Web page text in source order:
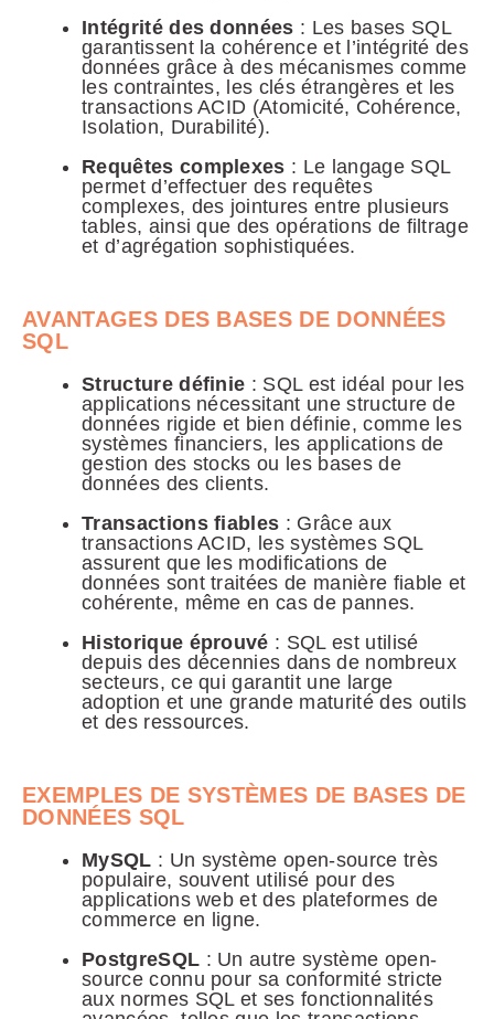
Intégrité des données : Les bases SQL
garantissent la cohérence et l’intégrité des
données grâce à des mécanismes comme
les contraintes, les clés étrangères et les
transactions ACID (Atomicité, Cohérence,
Isolation, Durabilité).
Requêtes complexes : Le langage SQL
permet d’effectuer des requêtes
complexes, des jointures entre plusieurs
tables, ainsi que des opérations de filtrage
et d’agrégation sophistiquées.
AVANTAGES DES BASES DE DONNÉES
SQL
Structure définie : SQL est idéal pour les
applications nécessitant une structure de
données rigide et bien définie, comme les
systèmes financiers, les applications de
gestion des stocks ou les bases de
données des clients.
Transactions fiables : Grâce aux
transactions ACID, les systèmes SQL
assurent que les modifications de
données sont traitées de manière fiable et
cohérente, même en cas de pannes.
Historique éprouvé : SQL est utilisé
depuis des décennies dans de nombreux
secteurs, ce qui garantit une large
adoption et une grande maturité des outils
et des ressources.
EXEMPLES DE SYSTÈMES DE BASES DE
DONNÉES SQL
MySQL : Un système open-source très
populaire, souvent utilisé pour des
applications web et des plateformes de
commerce en ligne.
PostgreSQL : Un autre système open-
source connu pour sa conformité stricte
aux normes SQL et ses fonctionnalités